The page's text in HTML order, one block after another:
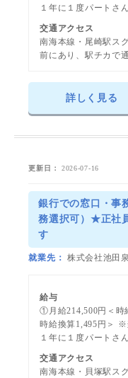
１年に１度パートさ
交通アクセス
南海本線・尾崎駅ス
前にあり、駅チカで
詳しく見る
更新日 2026-07-16
銀行での窓口・事
務選択可）★正社
す
就業先 株式会社池田
給与
①月給214,500円＜時
時給換算1,495円＞
１年に１度パートさ
交通アクセス
南海本線・貝塚駅ス